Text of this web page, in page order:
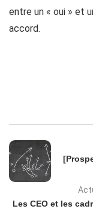
entre un « oui » et
accord.
Les CEO et les